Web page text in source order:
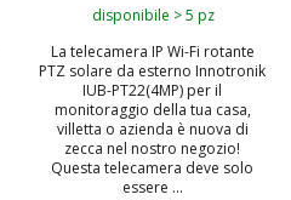
disponibile > 5 pz
La telecamera IP Wi-Fi rotante
PTZ solare da esterno Innotronik
IUB-PT22(4MP) per il
monitoraggio della tua casa,
villetta o azienda è nuova di
zecca nel nostro negozio!
Questa telecamera deve solo
essere ...